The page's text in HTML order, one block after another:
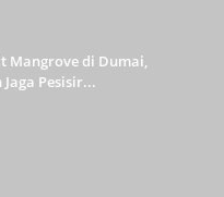
Mangrove di Dumai,
Pesisir...